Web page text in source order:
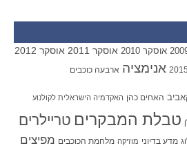
אוסקר 2010 אוסקר 2011 אוסקר 2012
אנימציה ארבעה כוכבים
האחים כהן האקדמיה הישראלית לקולנוע
טבלת המבקרים טריילרים
מדע בדיוני מוזיקה מלחמת הכוכבים מפיצים